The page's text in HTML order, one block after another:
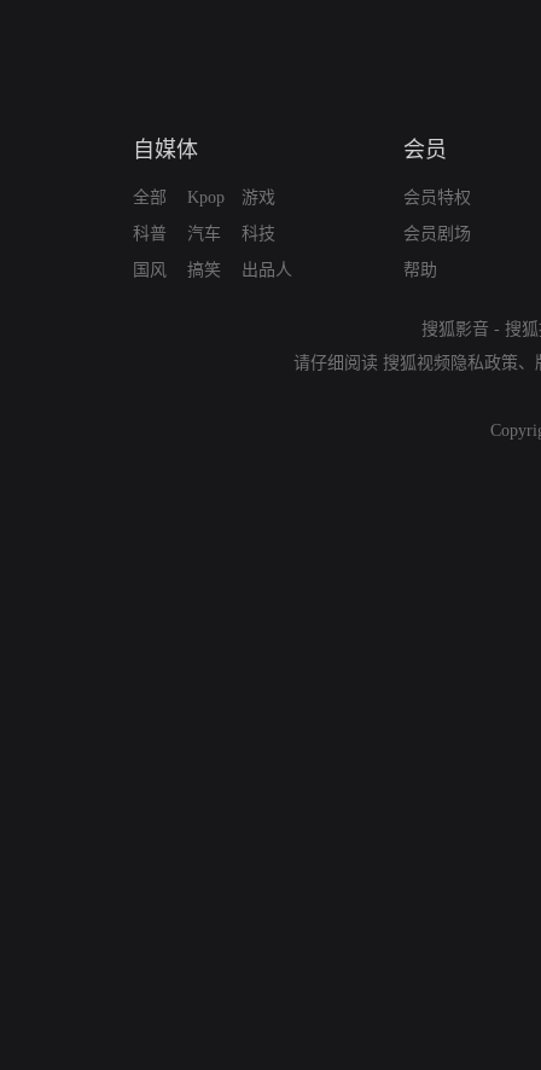
自媒体
全部
科普
国风
Kpop
汽车
搞笑
游戏
科技
出品人
会员
会员特权
会员剧场
帮助
搜狐影音 - 搜
请仔细阅读 搜狐视频隐私政策、